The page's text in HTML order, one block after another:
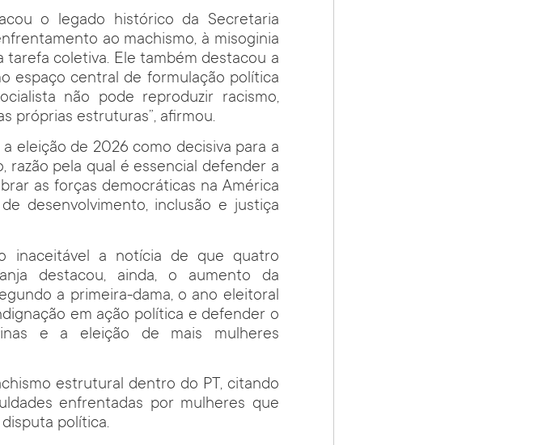
o legado histórico da Secretaria
ao machismo, à misoginia
coletiva. Ele também destacou a
espaço central de formulação política
não pode reproduzir racismo,
próprias estruturas”, afirmou.
eleição de 2026 como decisiva para a
razão pela qual é essencial defender a
as forças democráticas na América
desenvolvimento, inclusão e justiça
inaceitável a notícia de que quatro
destacou, ainda, o aumento da
a primeira-dama, o ano eleitoral
em ação política e defender o
e a eleição de mais mulheres
estrutural dentro do PT, citando
enfrentadas por mulheres que
política.